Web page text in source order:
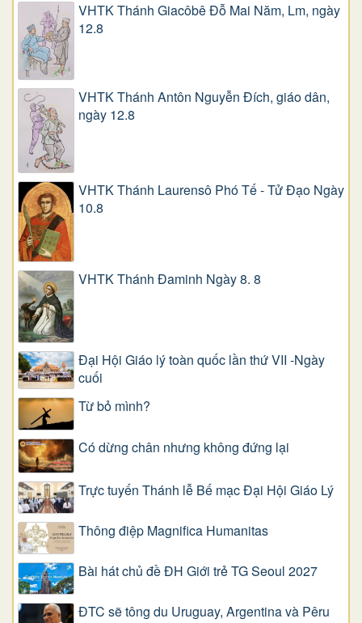
VHTK Thánh Giacôbê Ðỗ Mai Năm, Lm, ngày
12.8
VHTK Thánh Antôn Nguyễn Ðích, giáo dân,
ngày 12.8
VHTK Thánh Laurensô Phó Tế - Tử Đạo Ngày
10.8
VHTK Thánh Đaminh Ngày 8. 8
Đại Hội Giáo lý toàn quốc lần thứ VII -Ngày
cuối
Từ bỏ mình?
Có dừng chân nhưng không đứng lại
Trực tuyến Thánh lễ Bế mạc Đại Hội Giáo Lý
Thông điệp Magnifica Humanitas
Bài hát chủ đề ĐH Giới trẻ TG Seoul 2027
ĐTC sẽ tông du Uruguay, Argentina và Pêru